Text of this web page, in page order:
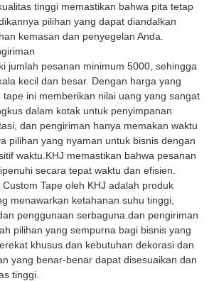
tinggi memastikan bahwa pita tetap
pilihan yang dapat diandalkan
kemasan dan penyegelan Anda.
jumlah pesanan minimum 5000, sehingga
kecil dan besar. Dengan harga yang
tape ini memberikan nilai uang yang sangat
dalam kotak untuk penyimpanan
dan pengiriman hanya memakan waktu
pilihan yang nyaman untuk bisnis dengan
waktu.KHJ memastikan bahwa pesanan
secara tepat waktu dan efisien.
Tape oleh KHJ adalah produk
menawarkan ketahanan suhu tinggi,
penggunaan serbaguna.dan pengiriman
pilihan yang sempurna bagi bisnis yang
khusus.dan kebutuhan dekorasi dan
yang benar-benar dapat disesuaikan dan
tinggi.